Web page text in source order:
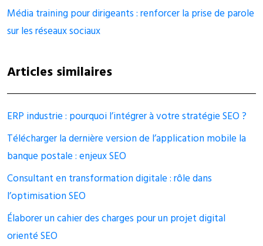
Média training pour dirigeants : renforcer la prise de parole
sur les réseaux sociaux
Articles similaires
ERP industrie : pourquoi l’intégrer à votre stratégie SEO ?
Télécharger la dernière version de l’application mobile la
banque postale : enjeux SEO
Consultant en transformation digitale : rôle dans
l’optimisation SEO
Élaborer un cahier des charges pour un projet digital
orienté SEO